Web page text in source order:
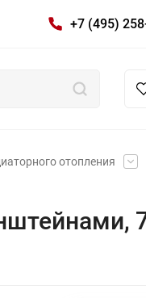
+7 (495)
отопления